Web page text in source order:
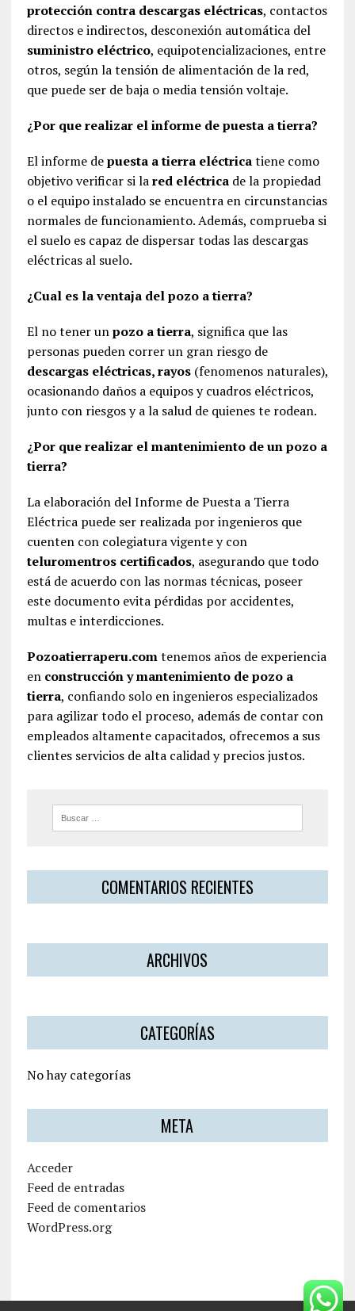
protección contra descargas eléctricas, contactos
directos e indirectos, desconexión automática del
suministro eléctrico, equipotencializaciones, entre
otros, según la tensión de alimentación de la red,
que puede ser de baja o media tensión voltaje.
¿Por que realizar el informe de puesta a tierra?
El informe depuesta a tierra eléctricatiene como
objetivo verificar si lared eléctricade la propiedad
o el equipo instalado se encuentra en circunstancias
normales de funcionamiento. Además, comprueba si
el suelo es capaz de dispersar todas las descargas
eléctricas al suelo.
¿Cual es la ventaja del pozo a tierra?
El no tener unpozo a tierra, significa que las
personas pueden correr un gran riesgo de
descargas eléctricas, rayos(fenomenos naturales),
ocasionando daños a equipos y cuadros eléctricos,
junto con riesgos y a la salud de quienes te rodean.
¿Por que realizar el mantenimiento de un pozo a
tierra?
La elaboración del Informe de Puesta a Tierra
Eléctrica puede ser realizada por ingenieros que
cuenten con colegiatura vigente y con
teluromentros certificados, asegurando que todo
está de acuerdo con las normas técnicas, poseer
este documento evita pérdidas por accidentes,
multas e interdicciones.
Pozoatierraperu.comtenemos años de experiencia
en construcción y mantenimiento de pozo a
tierra, confiando solo en ingenieros especializados
para agilizar todo el proceso, además de contar con
empleados altamente capacitados, ofrecemos a sus
clientes servicios de alta calidad y precios justos.
COMENTARIOS RECIENTES
ARCHIVOS
CATEGORÍAS
No hay categorías
META
Acceder
Feed de entradas
Feed de comentarios
WordPress.org